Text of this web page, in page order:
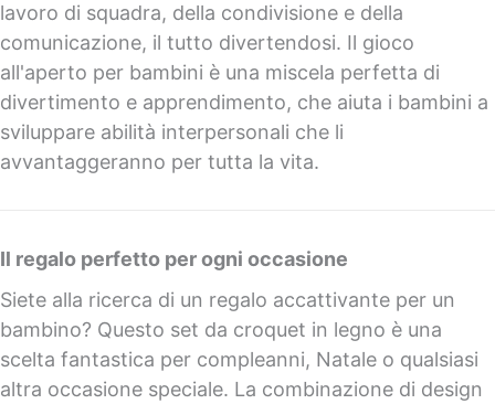
lavoro di squadra, della condivisione e della
comunicazione, il tutto divertendosi. Il gioco
all'aperto per bambini è una miscela perfetta di
divertimento e apprendimento, che aiuta i bambini a
sviluppare abilità interpersonali che li
avvantaggeranno per tutta la vita.
Il regalo perfetto per ogni occasione
Siete alla ricerca di un regalo accattivante per un
bambino? Questo set da croquet in legno è una
scelta fantastica per compleanni, Natale o qualsiasi
altra occasione speciale. La combinazione di design